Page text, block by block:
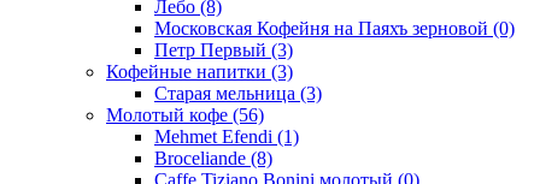
Лебо (8)
Московская Кофейня на Паяхъ зерновой (0)
Петр Первый (3)
Кофейные напитки (3)
Старая мельница (3)
Молотый кофе (56)
Mehmet Efendi (1)
Broceliande (8)
Caffe Tiziano Bonini молотый (0)